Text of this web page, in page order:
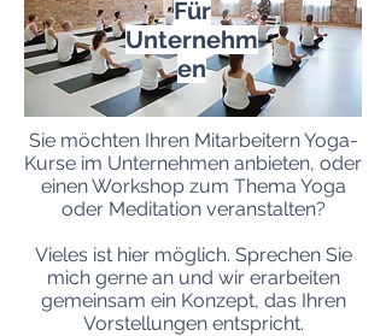
Für
Unternehm
en
Sie möchten Ihren Mitarbeitern Yoga-
Kurse im Unternehmen anbieten, oder
einen Workshop zum Thema Yoga
oder Meditation veranstalten?
Vieles ist hier möglich. Sprechen Sie
mich gerne an und wir erarbeiten
gemeinsam ein Konzept, das Ihren
Vorstellungen entspricht.